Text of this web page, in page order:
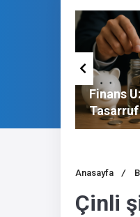
Finans
Tasarruf
Anasayfa /
Çinli